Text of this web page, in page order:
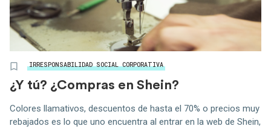
IRRESPONSABILIDAD SOCIAL CORPORATIVA
¿Y tú? ¿Compras en Shein?
Colores llamativos, descuentos de hasta el 70% o precios muy
rebajados es lo que uno encuentra al entrar en la web de Shein,